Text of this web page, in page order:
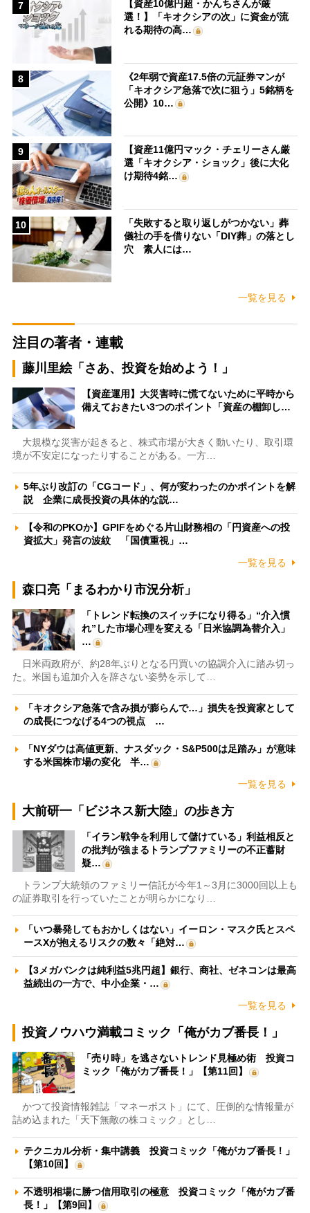
7
【資産10億円超・かんちさんが厳
選！】「キオクシアの次」に資金が流
れる期待の高…
8
《2年弱で資産17.5倍の元証券マンが
「キオクシア急落で次に狙う」5銘柄を
公開》10…
9
【資産11億円マック・チェリーさん厳
選「キオクシア・ショック」後に大化
け期待4銘…
10
「失敗すると取り返しがつかない」葬
儀社の手を借りない「DIY葬」の落とし
穴 素人には…
一覧を見る
注目の著者・連載
藤川里絵「さあ、投資を始めよう！」
【資産運用】大災害時に慌てないために平時から
備えておきたい3つのポイント「資産の棚卸し…
大規模な災害が起きると、株式市場が大きく動いたり、取引環
境が不安定になったりすることがある。一方…
5年ぶり改訂の「CGコード」、何が変わったのかポイントを解
説 企業に成長投資の具体的な説…
【令和のPKOか】GPIFをめぐる片山財務相の「円資産への投
資拡大」発言の波紋 「国債重視」…
一覧を見る
森口亮「まるわかり市況分析」
「トレンド転換のスイッチになり得る」“介入慣
れ”した市場心理を変える「日米協調為替介入」
…
日米両政府が、約28年ぶりとなる円買いの協調介入に踏み切っ
た。米国も追加介入を辞さない姿勢を示して…
「キオクシア急落で含み損が膨らんで…」損失を投資家として
の成長につなげる4つの視点 …
「NYダウは高値更新、ナスダック・S&P500は足踏み」が意味
する米国株市場の変化 半…
一覧を見る
大前研一「ビジネス新大陸」の歩き方
「イラン戦争を利用して儲けている」利益相反と
の批判が強まるトランプファミリーの不正蓄財
疑…
トランプ大統領のファミリー信託が今年1～3月に3000回以上も
の証券取引を行っていたことが明らかになり…
「いつ暴発してもおかしくはない」イーロン・マスク氏とスペ
ースXが抱えるリスクの数々「絶対…
【3メガバンクは純利益5兆円超】銀行、商社、ゼネコンは最高
益続出の一方で、中小企業・…
一覧を見る
投資ノウハウ満載コミック「俺がカブ番長！」
「売り時」を逃さないトレンド見極め術 投資コ
ミック「俺がカブ番長！」【第11回】
かつて投資情報雑誌「マネーポスト」にて、圧倒的な情報量が
詰め込まれた「天下無敵の株コミック」とし…
テクニカル分析・集中講義 投資コミック「俺がカブ番長！」
【第10回】
不透明相場に勝つ信用取引の極意 投資コミック「俺がカブ番
長！」【第9回】